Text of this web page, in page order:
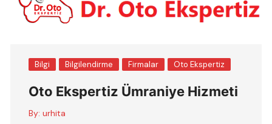
Bilgi Bilgilendirme Firmalar Oto Ekspertiz
Oto Ekspertiz Ümraniye Hizmeti
By: urhita